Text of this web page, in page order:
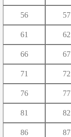
56 57
61 62
66 67
71 72
76 77
81 82
86 87